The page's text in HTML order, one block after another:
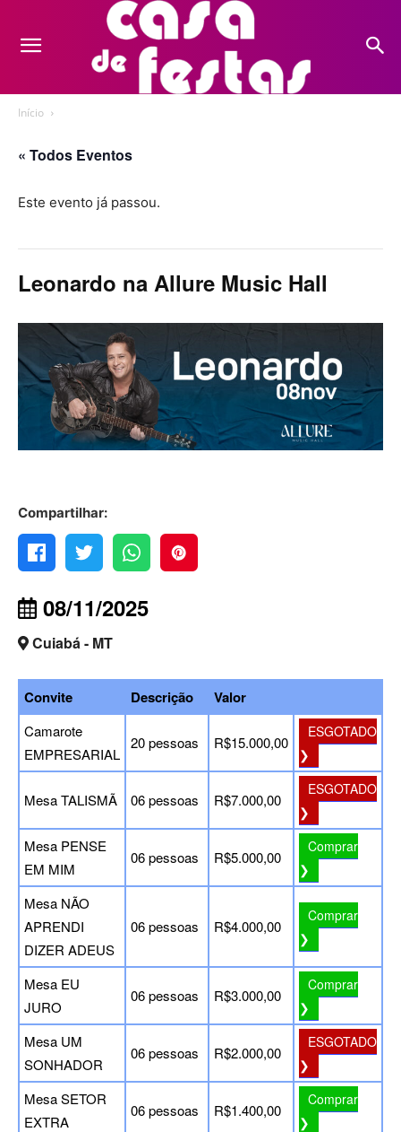
Início
« Todos Eventos
Este evento já passou.
Leonardo na Allure Music Hall
Compartilhar:
08/11/2025
Cuiabá - MT
Convite Descrição Valor
Camarote
EMPRESARIAL
20 pessoas R$15.000,00
ESGOTADO
❯
Mesa TALISMÃ 06 pessoas R$7.000,00
ESGOTADO
❯
Mesa PENSE
EM MIM
06 pessoas R$5.000,00
Comprar
❯
Mesa NÃO
APRENDI
DIZER ADEUS
06 pessoas R$4.000,00
Comprar
❯
Mesa EU
JURO
06 pessoas R$3.000,00
Comprar
❯
Mesa UM
SONHADOR
06 pessoas R$2.000,00
ESGOTADO
❯
Mesa SETOR
EXTRA
06 pessoas R$1.400,00
Comprar
❯